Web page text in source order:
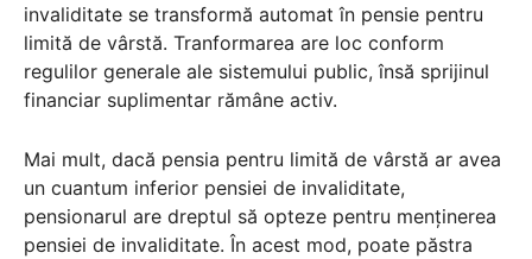
invaliditate se transformă automat în pensie pentru
limită de vârstă. Tranformarea are loc conform
regulilor generale ale sistemului public, însă sprijinul
financiar suplimentar rămâne activ.
Mai mult, dacă pensia pentru limită de vârstă ar avea
un cuantum inferior pensiei de invaliditate,
pensionarul are dreptul să opteze pentru menținerea
pensiei de invaliditate. În acest mod, poate păstra